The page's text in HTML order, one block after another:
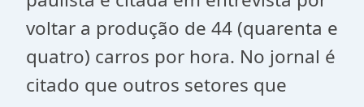
voltar a produção de 44 (quarenta e
quatro) carros por hora. No jornal é
citado que outros setores que